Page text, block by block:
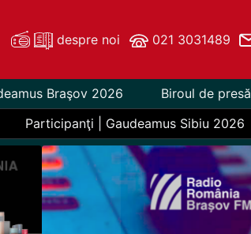
despre noi 021 3031489
Braşov 2026 Biroul de presă
Participanţi | Gaudeamus Sibiu 2026